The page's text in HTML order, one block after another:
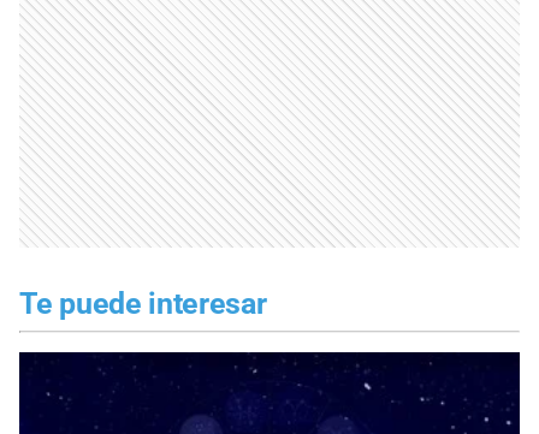
Te puede interesar